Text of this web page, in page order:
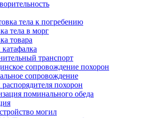
тела к погребению
тела в морг
товара
транспорт
сопровождение похорон
сопровождение
распорядителя похорон
поминального обеда
могил